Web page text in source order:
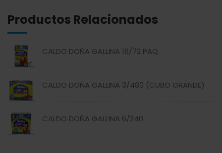
HARINAS
HIGIENE PERSONAL
LÁCTEOS
ABSOLUT
ACTIVAGEL
AGAVITA
Productos Relacionados
CALDO DOÑA GALLINA 16/72 PAQ.
CALDO DOÑA GALLINA 3/480 (CUBO GRANDE)
CALDO DOÑA GALLINA 6/240